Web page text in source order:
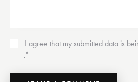
I agree that my submitted data is
*